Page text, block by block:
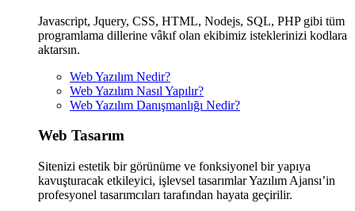
Javascript, Jquery, CSS, HTML, Nodejs, SQL, PHP gibi tüm
programlama dillerine vâkıf olan ekibimiz isteklerinizi kodlara
aktarsın.
Web Yazılım Nedir?
Web Yazılım Nasıl Yapılır?
Web Yazılım Danışmanlığı Nedir?
Web Tasarım
Sitenizi estetik bir görünüme ve fonksiyonel bir yapıya
kavuşturacak etkileyici, işlevsel tasarımlar Yazılım Ajansı’in
profesyonel tasarımcıları tarafından hayata geçirilir.